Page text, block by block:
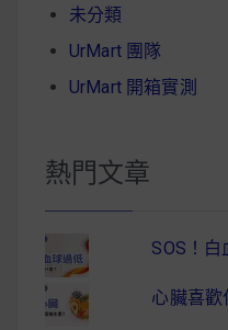
未分類
UrMart 團隊
UrMart 開箱實測
熱門文章
SOS！白
心臟喜歡